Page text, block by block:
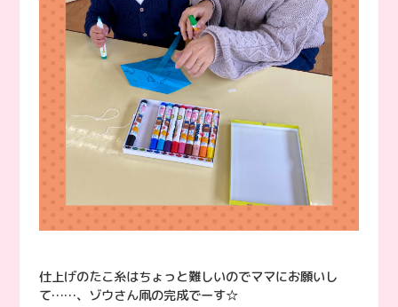
仕上げのたこ糸はちょっと難しいのでママにお願いし
て……、ゾウさん凧の完成でーす☆